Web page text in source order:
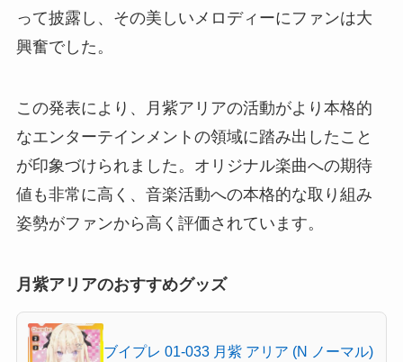
って披露し、その美しいメロディーにファンは大
興奮でした。
この発表により、月紫アリアの活動がより本格的
なエンターテインメントの領域に踏み出したこと
が印象づけられました。オリジナル楽曲への期待
値も非常に高く、音楽活動への本格的な取り組み
姿勢がファンから高く評価されています。
月紫アリアのおすすめグッズ
ブイプレ 01-033 月紫 アリア (N ノーマル)